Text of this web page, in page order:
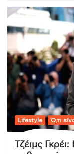
Lifestyle Ό,τι
Τζέιμς